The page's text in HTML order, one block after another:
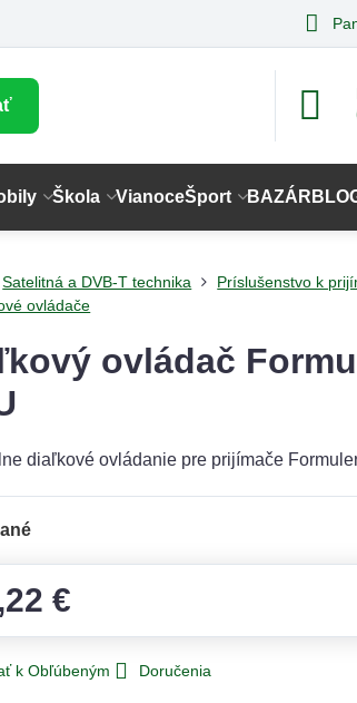
Škola VianoceŠport BAZÁR
Satelitná a DVB-T technika
Príslušenstvo k
ovládače
ovládač
diaľkové ovládanie pre prijímače
€
k Obľúbeným Doručenia